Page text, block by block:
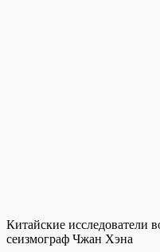
Китайские исследователи
сеизмограф Чжан Хэна